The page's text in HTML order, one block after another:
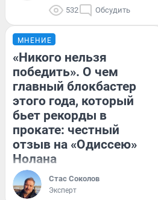
532 Обсудить
МНЕНИЕ
«Никого нельзя
победить». О чем
главный блокбастер
этого года, который
бьет рекорды в
прокате: честный
отзыв на «Одиссею»
Нолана
Стас Соколов
Эксперт